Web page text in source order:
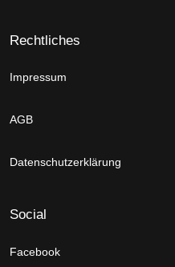
Rechtliches
Impressum
AGB
Datenschutzerklärung
Social
Facebook